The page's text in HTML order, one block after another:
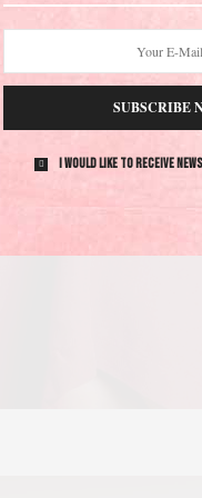
SUBSCRIBE
I would like to receive